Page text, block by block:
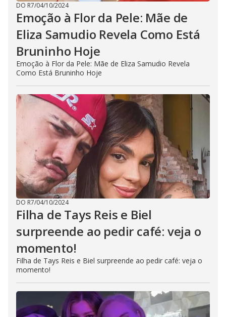
DO R7/04/10/2024
Emoção à Flor da Pele: Mãe de
Eliza Samudio Revela Como Está
Bruninho Hoje
Emoção à Flor da Pele: Mãe de Eliza Samudio Revela
Como Está Bruninho Hoje
DO R7/04/10/2024
Filha de Tays Reis e Biel
surpreende ao pedir café: veja o
momento!
Filha de Tays Reis e Biel surpreende ao pedir café: veja o
momento!